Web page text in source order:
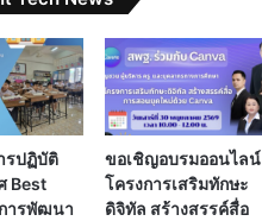
รปฏิบัติ
Best
ารพัฒนา
ขอเชิญอบรมออนไลน์
โครงการเสริมทักษะ
ดิจิทัล สร้างสรรค์สื่อ